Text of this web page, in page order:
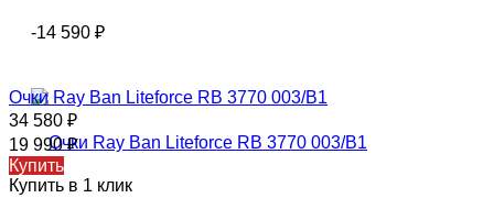
-14 590 ₽
Oчки Rаy Ваn Liteforce RB 3770 003/B1
34 580 ₽
19 990₽
Купить
Купить в 1 клик